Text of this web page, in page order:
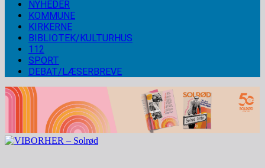
NYHEDER
KOMMUNE
KIRKERNE
BIBLIOTEK/KULTURHUS
112
SPORT
DEBAT/LÆSERBREVE